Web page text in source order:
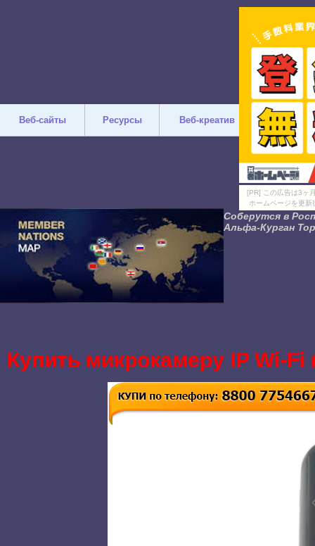
[PR] この広告は3ヶ
ホームページを更
Соберутся в
Альфа-Курган
Купить микрокамеру IP Wi-
Веб-сайты Ресурсы Веб-креатив Дизайн